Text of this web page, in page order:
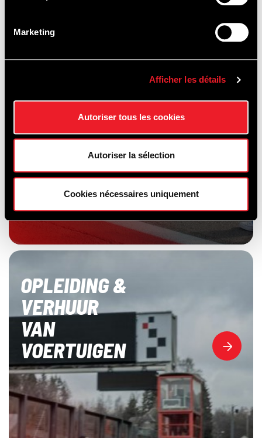
Marketing
Afficher les détails
Autoriser tous les cookies
Autoriser la sélection
Cookies nécessaires uniquement
OPLEIDING &
VERHUUR
VAN
VOERTUIGEN